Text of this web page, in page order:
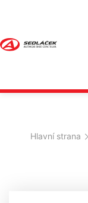
Hlavní strana